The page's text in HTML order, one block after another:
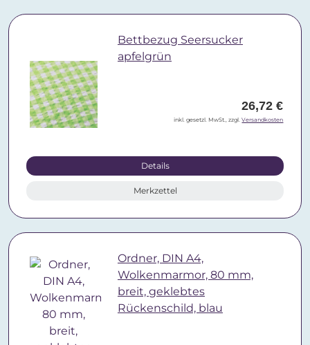
Bettbezug Seersucker
apfelgrün
26,72 €
inkl. gesetzl. MwSt., zzgl.Versandkosten
Details
Merkzettel
Ordner, DIN A4,
Wolkenmarmor, 80 mm,
breit, geklebtes
Rückenschild, blau